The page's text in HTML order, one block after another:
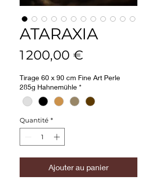
ATARAXIA
1 200,00 €
Tirage 60 x 90 cm Fine Art Perle
285g Hahnemühle *
Quantité *
Ajouter au panier